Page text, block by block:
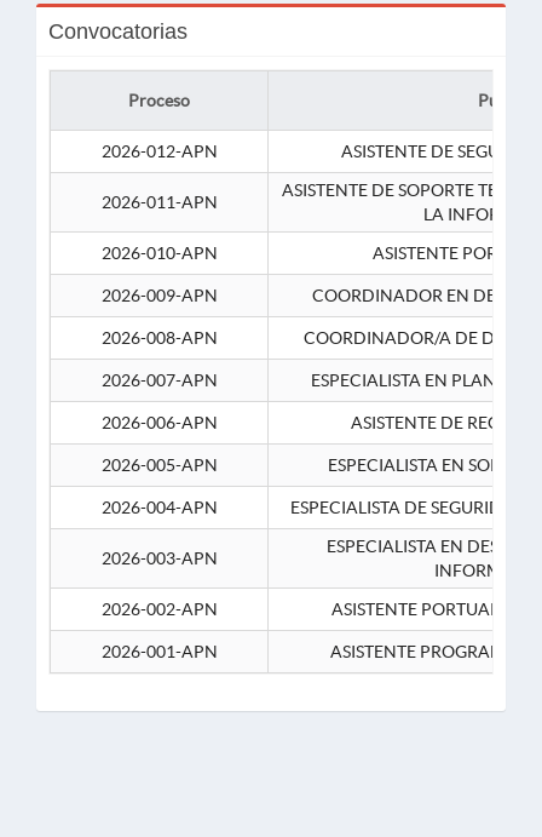
Convocatorias
Proceso Puesto
2026-012-APN ASISTENTE DE
2026-011-APN
ASISTENTE DE SOPORTE
LA
2026-010-APN
ASISTENTE
2026-009-APN COORDINADOR EN
2026-008-APN COORDINADOR/A DE
2026-007-APN ESPECIALISTA EN
2026-006-APN ASISTENTE DE
2026-005-APN ESPECIALISTA EN
2026-004-APN ESPECIALISTA DE SEGURIDAD
2026-003-APN
ESPECIALISTA EN
2026-002-APN
ASISTENTE PORTUARIO 2-
2026-001-APN ASISTENTE